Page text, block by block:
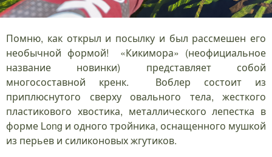
Помню, как открыл и посылку и был рассмешен его
необычной формой! «Кикимора» (неофициальное
название новинки) представляет собой
многосоставной кренк. Воблер состоит из
приплюснутого сверху овального тела, жесткого
пластикового хвостика, металлического лепестка в
форме Long и одного тройника, оснащенного мушкой
из перьев и силиконовых жгутиков.